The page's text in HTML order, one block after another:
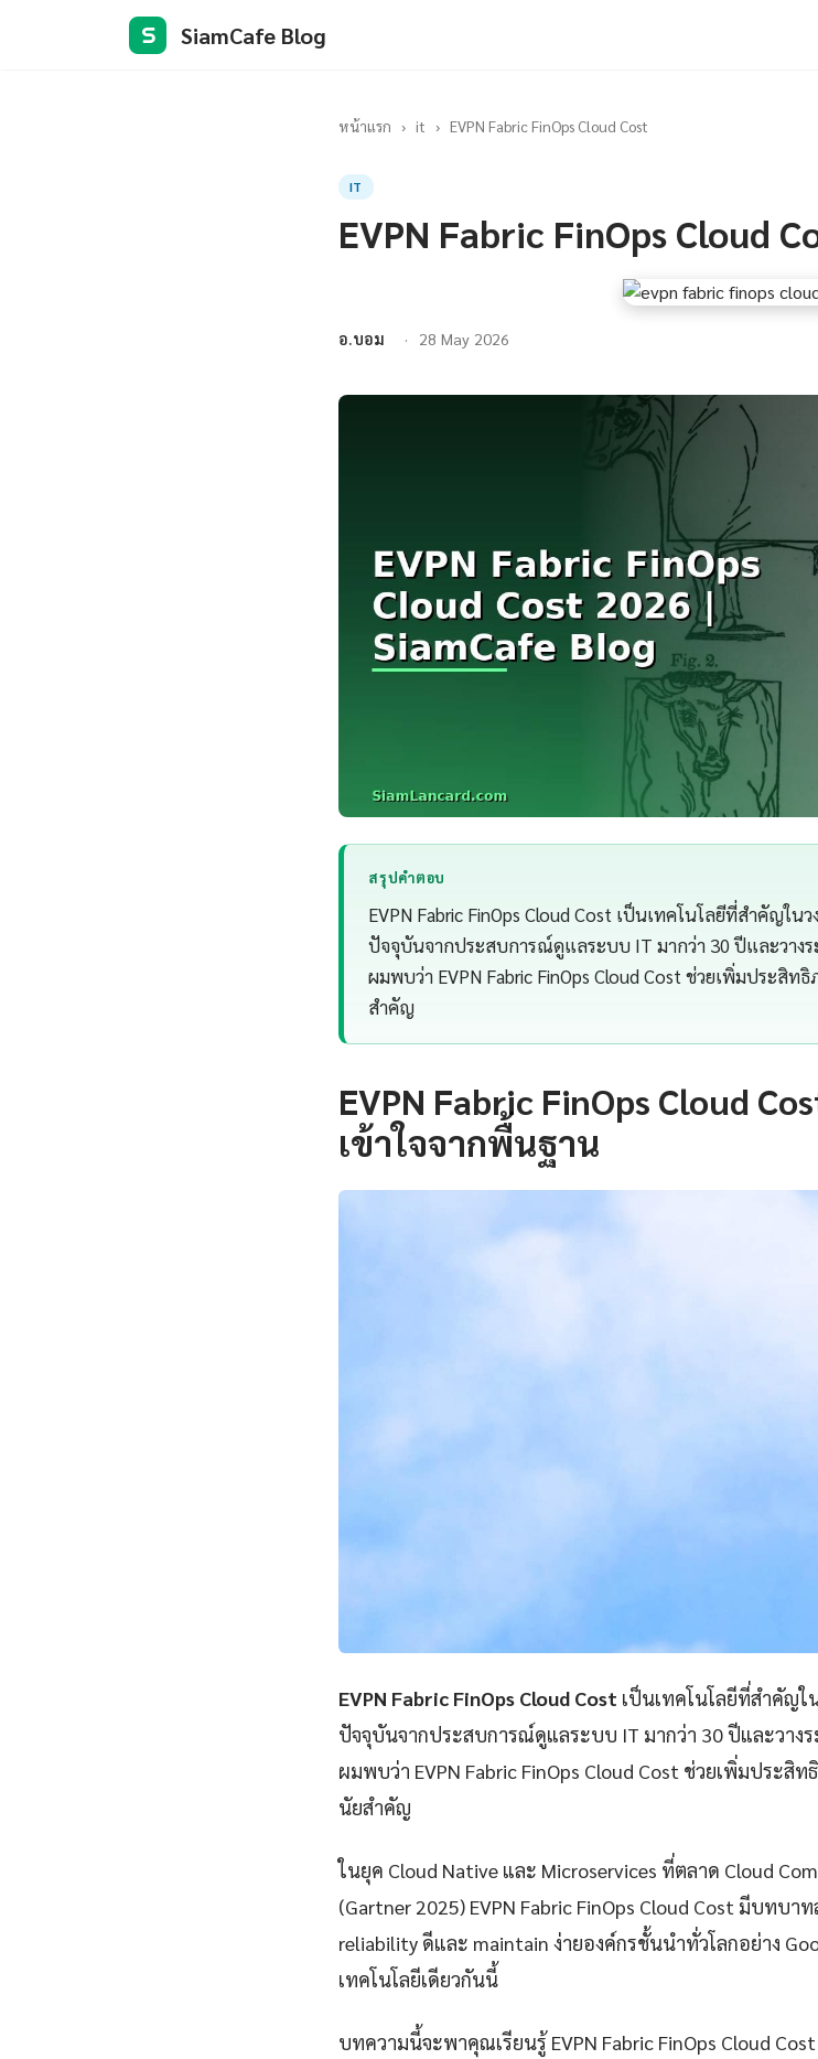
S SiamCafe Blog
หน้าแรก › it › EVPN Fabric FinOps Cloud Cost
IT
EVPN Fabric FinOps Cloud
อ.บอม 28 May 2026
สรุปคำตอบ
EVPN Fabric FinOps Cloud Cost เป็นเทคโนโลยีที่สำคัญใน
ปัจจุบันจากประสบการณ์ดูแลระบบ IT มากว่า 30 ปีและวาง
ผมพบว่า EVPN Fabric FinOps Cloud Cost ช่วยเพิ่มประสิ
สำคัญ
EVPN Fabric FinOps Cloud
เข้าใจจากพื้นฐาน
EVPN Fabric FinOps Cloud Cost เป็นเทคโนโลยีที่สำคัญใ
ปัจจุบันจากประสบการณ์ดูแลระบบ IT มากว่า 30 ปีและวาง
ผมพบว่า EVPN Fabric FinOps Cloud Cost ช่วยเพิ่มประ
นัยสำคัญ
ในยุค Cloud Native และ Microservices ที่ตลาด Cloud
(Gartner 2025) EVPN Fabric FinOps Cloud Cost มีบทบ
reliability ดีและ maintain ง่ายองค์กรชั้นนำทั่วโลกอย่าง
เทคโนโลยีเดียวกันนี้
บทความนี้จะพาคุณเรียนรู้ EVPN Fabric FinOps Cloud